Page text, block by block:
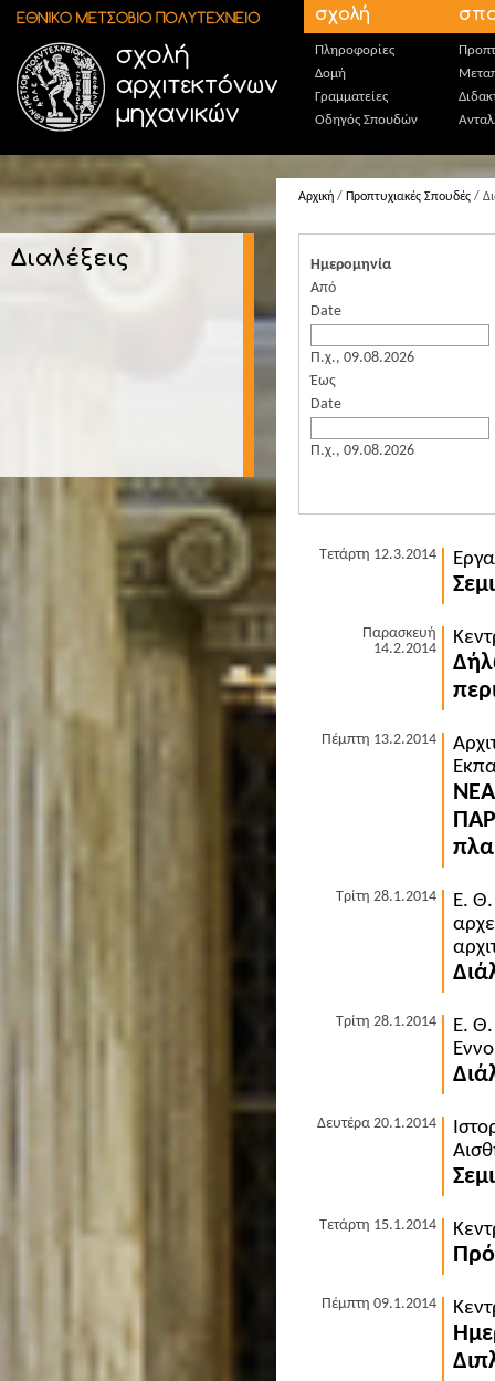
Παράκαμψη προς το κυρίως περιεχόμενο σχολή
Πληροφορίες
Δομή
Γραμματείες
Οδηγός Σπουδών
Διαλέξεις
Αρχική / Προπτυχιακές Σπουδές /
Ημερομηνία
Από
Date
Π.χ., 09.08.2026
Έως
Date
Π.χ., 09.08.2026
Τετάρτη 12.3.2014
Παρασκευή
14.2.2014
Πέμπτη 13.2.2014
Τρίτη 28.1.2014
Ε. Θ.
Τρίτη 28.1.2014
Ε. Θ.
Δευτέρα 20.1.2014
Τετάρτη 15.1.2014
Πέμπτη 09.1.2014